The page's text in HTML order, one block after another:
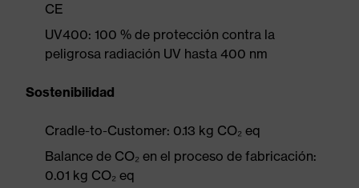
CE
UV400: 100 % de protección contra la
peligrosa radiación UV hasta 400 nm
Sostenibilidad
Cradle-to-Customer: 0.13 kg CO₂ eq
Balance de CO₂ en el proceso de fabricación:
0.01 kg CO₂ eq